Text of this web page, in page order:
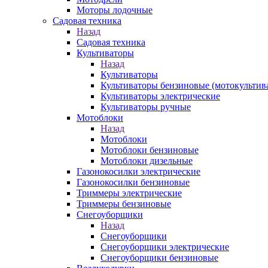
Моторы лодочные
Садовая техника
Назад
Садовая техника
Культиваторы
Назад
Культиваторы
Культиваторы бензиновые
Культиваторы электрические
Культиваторы ручные
Мотоблоки
Назад
Мотоблоки
Мотоблоки бензиновые
Мотоблоки дизельные
Газонокосилки электрические
Газонокосилки бензиновые
Триммеры электрические
Триммеры бензиновые
Снегоуборщики
Назад
Снегоуборщики
Снегоуборщики электрические
Снегоуборщики бензиновые